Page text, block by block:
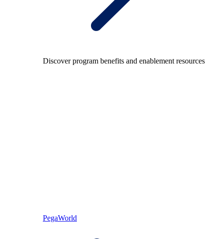
Discover program benefits and enablement resources
PegaWorld